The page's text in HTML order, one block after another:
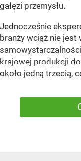
gałęzi przemysłu.
Jednocześnie
branży wciąż nie jest
krajowej produkcji
około jedną trzecią,